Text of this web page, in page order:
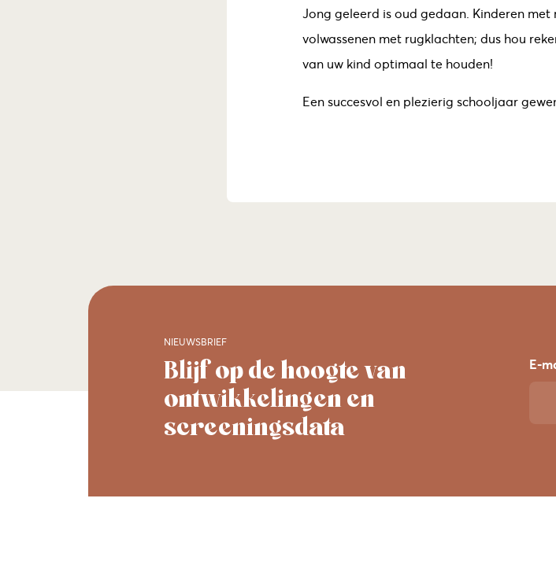
Jong geleerd is oud gedaan. Kinderen
volwassenen met rugklachten; dus hou
van uw kind optimaal te houden!
Een succesvol en plezierig schooljaar
NIEUWSBRIEF
Blijf op de hoogte van
ontwikkelingen en
screeningsdata
E-